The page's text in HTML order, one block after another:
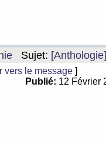
Sujet:
vers le message ]
Publié: 12 Février